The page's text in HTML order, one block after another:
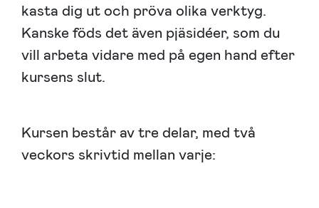
kasta dig ut och pröva olika verktyg.
Kanske föds det även pjäsidéer, som du
vill arbeta vidare med på egen hand efter
kursens slut.
Kursen består av tre delar, med två
veckors skrivtid mellan varje: